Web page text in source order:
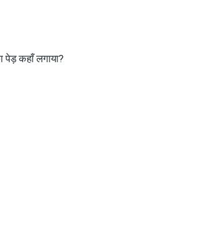
कहाँ लगाया?